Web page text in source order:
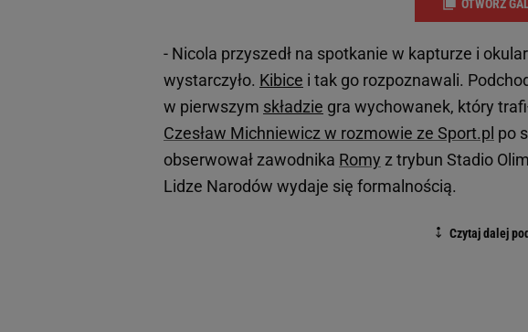
OTWÓRZ
- Nicola przyszedł na spotkanie w kapturze i
wystarczyło. Kibice i tak go rozpoznawali.
w pierwszym składzie gra wychowanek, który
Czesław Michniewicz w rozmowie ze Sport.pl po
obserwował zawodnika Romy z trybun Stadio
Lidze Narodów wydaje się formalnością.